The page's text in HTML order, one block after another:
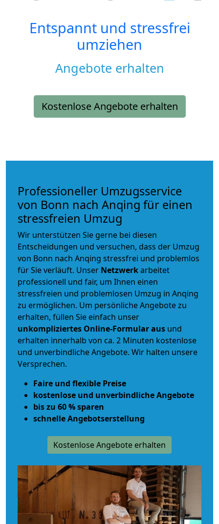
Entspannt und stressfrei
umziehen
Angebote erhalten
Kostenlose Angebote erhalten
Professioneller Umzugsservice
von Bonn nach Anqing für einen
stressfreien Umzug
Wir unterstützen Sie gerne bei diesen
Entscheidungen und versuchen, dass der Umzug
von Bonn nach Anqing stressfrei und problemlos
für Sie verläuft. Unser Netzwerkarbeitet
professionell und fair, um Ihnen einen
stressfreien und problemlosen Umzug in Anqing
zu ermöglichen. Um persönliche Angebote zu
erhalten, füllen Sie einfach unser
unkompliziertes Online-Formular aus und
erhalten innerhalb von ca. 2 Minuten kostenlose
und unverbindliche Angebote. Wir halten unsere
Versprechen.
Faire und flexible Preise
kostenlose und unverbindliche Angebote
bis zu 60 % sparen
schnelle Angebotserstellung
Kostenlose Angebote erhalten